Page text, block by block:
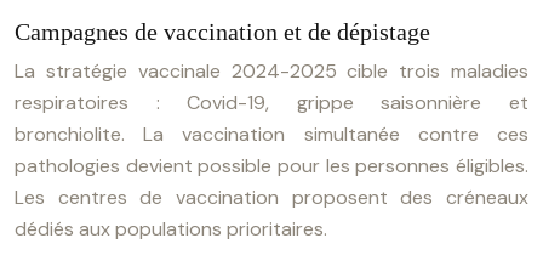
Campagnes de vaccination et de dépistage
La stratégie vaccinale 2024-2025 cible trois maladies
respiratoires : Covid-19, grippe saisonnière et
bronchiolite. La vaccination simultanée contre ces
pathologies devient possible pour les personnes éligibles.
Les centres de vaccination proposent des créneaux
dédiés aux populations prioritaires.